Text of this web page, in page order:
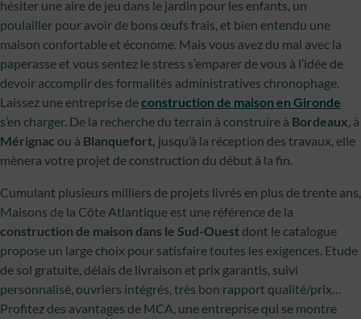
hésiter une aire de jeu dans le jardin pour les enfants, un
poulailler pour avoir de bons œufs frais, et bien entendu une
maison confortable et économe. Mais vous avez du mal avec la
paperasse et vous sentez le stress s’emparer de vous à l’idée de
devoir accomplir des formalités administratives chronophage.
Laissez une entreprise deconstruction de maison en Gironde
s’en charger. De la recherche du terrain à construire à Bordeaux, à
Mérignac ou à Blanquefort, jusqu’à la réception des travaux, elle
mènera votre projet de construction du début à la fin.
Cumulant plusieurs milliers de projets livrés en plus de trente ans,
Maisons de la Côte Atlantique est une référence de la
construction de maison dans le Sud-Ouest dont le catalogue
propose un large choix pour satisfaire toutes les exigences. Etude
de sol gratuite, délais de livraison et prix garantis, suivi
personnalisé, ouvriers intégrés, très bon rapport qualité/prix…
Profitez des avantages de MCA, une entreprise qui se montre